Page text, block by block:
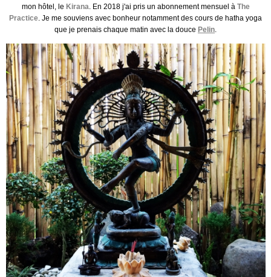
mon hôtel, le Kirana . En 2018 j'ai pris un abonnement mensuel à The
Practice . Je me souviens avec bonheur notamment des cours de hatha yoga
que je prenais chaque matin avec la douce Pelin